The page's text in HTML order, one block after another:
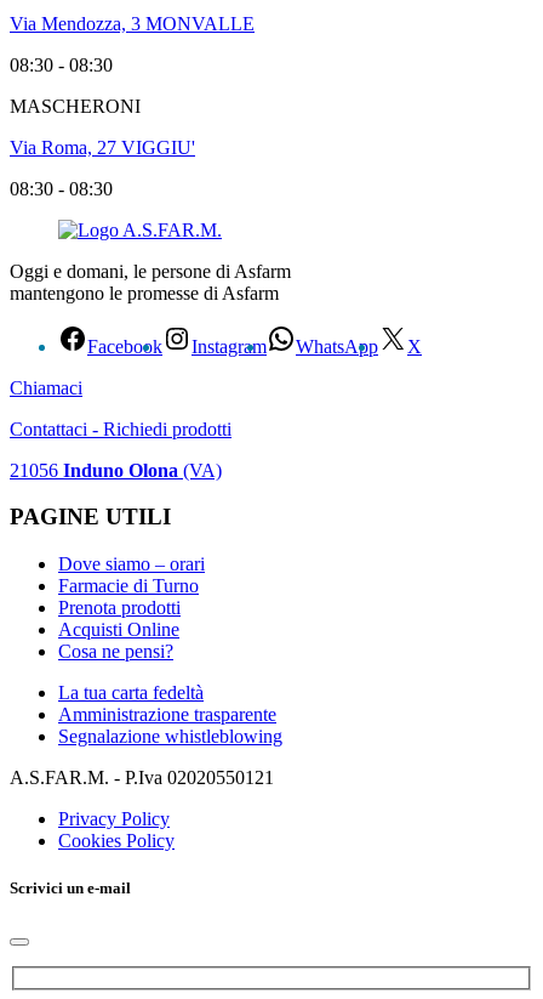
Via Mendozza, 3 MONVALLE
08:30 - 08:30
MASCHERONI
Via Roma, 27 VIGGIU'
08:30 - 08:30
Oggi e domani, le persone di Asfarm
mantengono le promesse di Asfarm
Facebook Instagram WhatsApp
X
Chiamaci
Contattaci - Richiedi prodotti
21056 Induno Olona (VA)
PAGINE UTILI
Dove siamo – orari
Farmacie di Turno
Prenota prodotti
Acquisti Online
Cosa ne pensi?
La tua carta fedeltà
Amministrazione trasparente
Segnalazione whistleblowing
A.S.FAR.M. - P.Iva 02020550121
Privacy Policy
Cookies Policy
Scrivici un e-mail